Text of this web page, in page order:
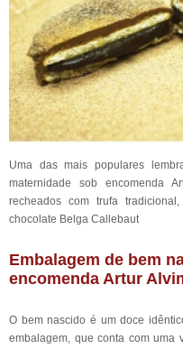
Uma das mais populares
maternidade sob encomenda
recheados com trufa
chocolate Belga Callebaut
Embalagem de bem
encomenda Artur
O bem nascido é um doce
embalagem, que conta com uma